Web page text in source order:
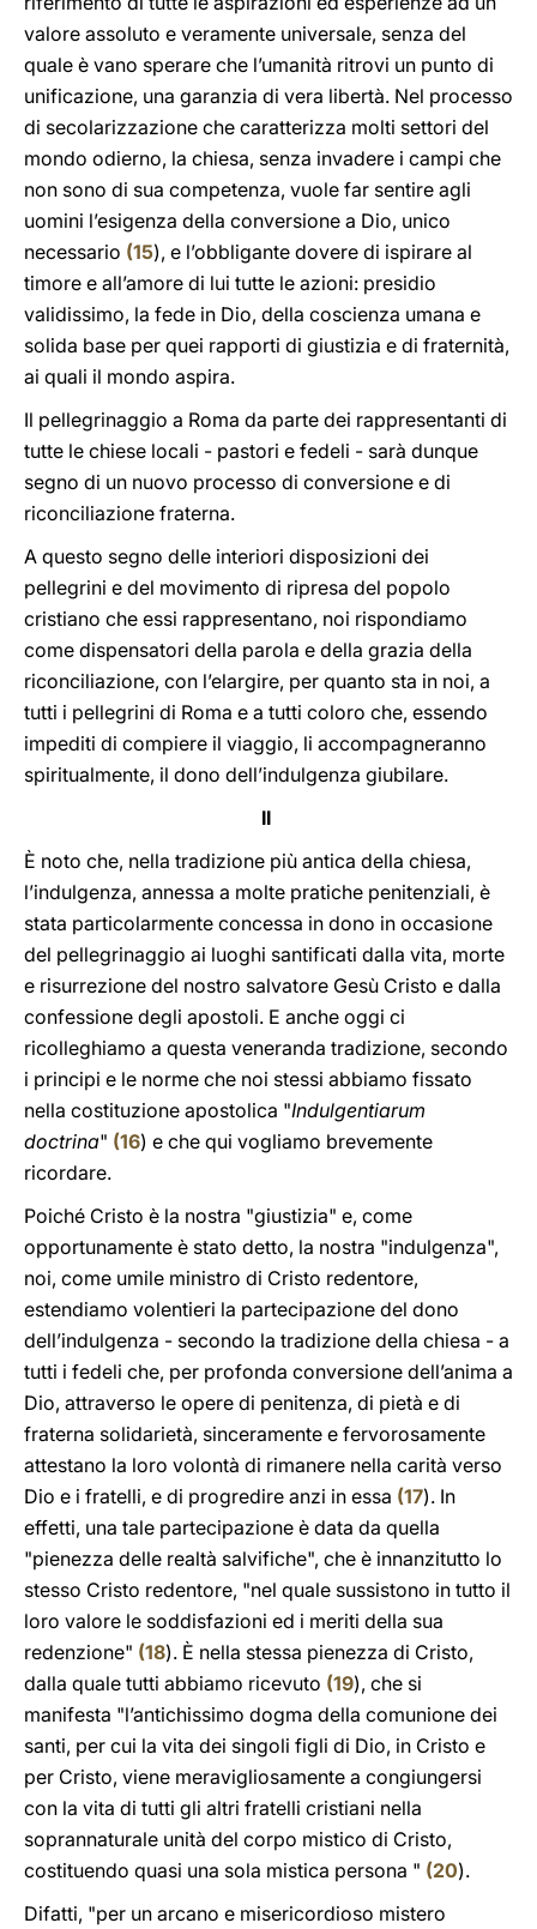
valore assoluto e veramente universale, senza del
quale è vano sperare che l’umanità ritrovi un punto di
unificazione, una garanzia di vera libertà. Nel processo
di secolarizzazione che caratterizza molti settori del
mondo odierno, la chiesa, senza invadere i campi che
non sono di sua competenza, vuole far sentire agli
uomini l’esigenza della conversione a Dio, unico
necessario (15), e l’obbligante dovere di ispirare al
timore e all’amore di lui tutte le azioni: presidio
validissimo, la fede in Dio, della coscienza umana e
solida base per quei rapporti di giustizia e di fraternità,
ai quali il mondo aspira.
Il pellegrinaggio a Roma da parte dei rappresentanti di
tutte le chiese locali - pastori e fedeli - sarà dunque
segno di un nuovo processo di conversione e di
riconciliazione fraterna.
A questo segno delle interiori disposizioni dei
pellegrini e del movimento di ripresa del popolo
cristiano che essi rappresentano, noi rispondiamo
come dispensatori della parola e della grazia della
riconciliazione, con l’elargire, per quanto sta in noi, a
tutti i pellegrini di Roma e a tutti coloro che, essendo
impediti di compiere il viaggio, li accompagneranno
spiritualmente, il dono dell’indulgenza giubilare.
II
È noto che, nella tradizione più antica della chiesa,
l’indulgenza, annessa a molte pratiche penitenziali, è
stata particolarmente concessa in dono in occasione
del pellegrinaggio ai luoghi santificati dalla vita, morte
e risurrezione del nostro salvatore Gesù Cristo e dalla
confessione degli apostoli. E anche oggi ci
ricolleghiamo a questa veneranda tradizione, secondo
i principi e le norme che noi stessi abbiamo fissato
nella costituzione apostolica "Indulgentiarum
doctrina" (16) e che qui vogliamo brevemente
ricordare.
Poiché Cristo è la nostra "giustizia" e, come
opportunamente è stato detto, la nostra "indulgenza",
noi, come umile ministro di Cristo redentore,
estendiamo volentieri la partecipazione del dono
dell’indulgenza - secondo la tradizione della chiesa - a
tutti i fedeli che, per profonda conversione dell’anima a
Dio, attraverso le opere di penitenza, di pietà e di
fraterna solidarietà, sinceramente e fervorosamente
attestano la loro volontà di rimanere nella carità verso
Dio e i fratelli, e di progredire anzi in essa (17). In
effetti, una tale partecipazione è data da quella
"pienezza delle realtà salvifiche", che è innanzitutto lo
stesso Cristo redentore, "nel quale sussistono in tutto il
loro valore le soddisfazioni ed i meriti della sua
redenzione" (18). È nella stessa pienezza di Cristo,
dalla quale tutti abbiamo ricevuto (19), che si
manifesta "l’antichissimo dogma della comunione dei
santi, per cui la vita dei singoli figli di Dio, in Cristo e
per Cristo, viene meravigliosamente a congiungersi
con la vita di tutti gli altri fratelli cristiani nella
soprannaturale unità del corpo mistico di Cristo,
costituendo quasi una sola mistica persona " (20).
Difatti, "per un arcano e misericordioso mistero